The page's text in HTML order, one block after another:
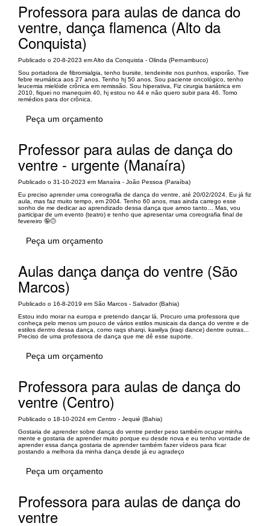
Professora para aulas de danca do
ventre, dança flamenca (Alto da
Conquista)
Publicado o 20-8-2023 em Alto da Conquista - Olinda (Pernambuco)
Sou portadora de fibromialgia, tenho bursite, tendeinite nos punhos, esporão. Tive
febre reumática aos 27 anos. Tenho hj 50 anos. Sou paciente oncológico, tenho
leucemia mielóide crônica em remissão. Sou hiperativa, Fiz cirurgia bariátrica em
2010, fiquei no manequim 40, hj estou no 44 e não quero subir para 46. Tomo
remédios para dor crônica.
Peça um orçamento
Professor para aulas de dança do
ventre - urgente (Manaíra)
Publicado o 31-10-2023 em Manaíra - João Pessoa (Paraíba)
Eu preciso aprender uma coreografia de dança do ventre, até 20/02/2024. Eu já fiz
aula, mas faz muito tempo, em 2004. Tenho 60 anos, mas ainda carrego esse
sonho de me dedicar ao aprendizado dessa dança que amoo tanto… Mas, vou
participar de um evento (teatro) e tenho que apresentar uma coreografia final de
fevereiro 🤪🙃
Peça um orçamento
Aulas dança dança do ventre (São
Marcos)
Publicado o 16-8-2019 em São Marcos - Salvador (Bahia)
Estou indo morar na europa e pretendo dançar lá. Procuro uma professora que
conheça pelo menos um pouco de vários estilos musicais da dança do ventre e de
estilos dentro dessa dança, como raqs sharqi, kawilya (iraqi dance) dentre outras...
Preciso de uma professora de dança que me dê esse suporte.
Peça um orçamento
Professora para aulas de dança do
ventre (Centro)
Publicado o 18-10-2024 em Centro - Jequié (Bahia)
Gostaria de aprender sobre dança do ventre perder peso também ocupar minha
mente e gostaria de aprender muito porque eu desde nova e eu tenho vontade de
aprender essa dança gostaria de aprender também fazer vídeos para ficar
postando a melhora da minha dança desde já eu agradeço
Peça um orçamento
Professora para aulas de dança do
ventre